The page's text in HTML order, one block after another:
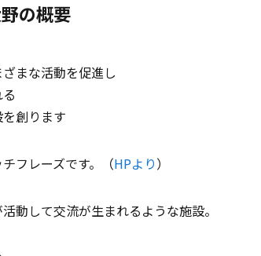
の概要
まな活動を促進し
創ります
フレーズです。（HPより）
動して交流が生まれるような施設。